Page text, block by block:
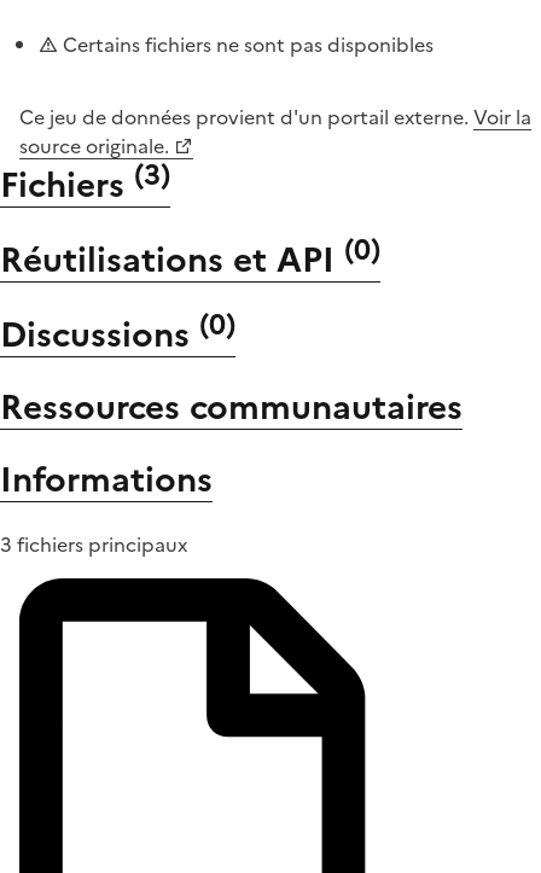
Certains fichiers ne sont pas disponibles
Ce jeu de données provient d'un portail externe. Voir la
source originale.
Fichiers (3)
Réutilisations et API (0)
Discussions (0)
Ressources communautaires
Informations
3 fichiers principaux